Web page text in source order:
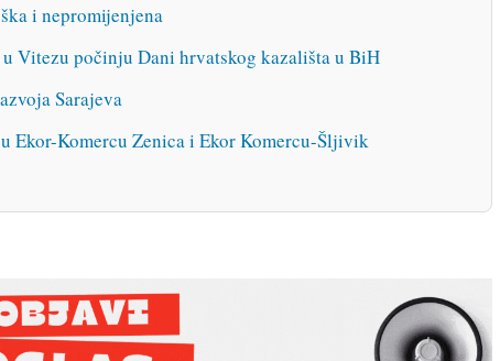
i nepromijenjena
u Vitezu počinju Dani hrvatskog kazališta u BiH
Sarajeva
Ekor-Komercu Zenica i Ekor Komercu-Šljivik